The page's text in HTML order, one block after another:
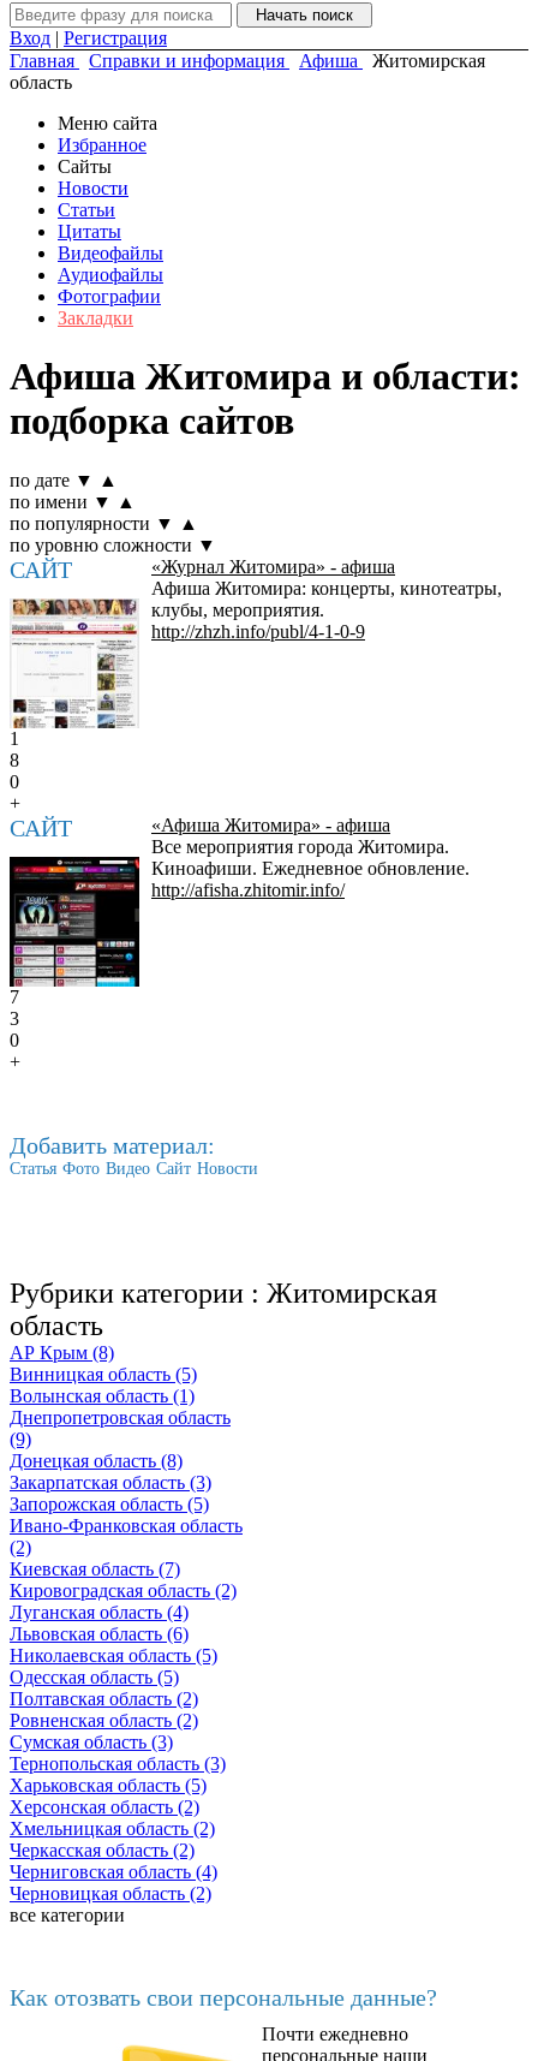
Вход | Регистрация
Главная
Справки и информация Афиша
Житомирская
область
Меню сайта
Избранное
Сайты
Новости
Статьи
Цитаты
Видеофайлы
Аудиофайлы
Фотографии
Закладки
Афиша Житомира и области:
подборка сайтов
по дате ▼
▲
по имени ▼
▲
по популярности ▼
▲
по уровню сложности ▼
САЙТ
«Журнал Житомира» - афиша
Афиша Житомира: концерты, кинотеатры,
клубы, мероприятия.
http://zhzh.info/publ/4-1-0-9
1
8
0
+
САЙТ
«Афиша Житомира» - афиша
Все мероприятия города Житомира.
Киноафиши. Ежедневное обновление.
http://afisha.zhitomir.info/
7
3
0
+
Добавить материал:
Статья Фото Видео Сайт Новости
Рубрики категории : Житомирская
область
АР Крым (8)
Винницкая область (5)
Волынская область (1)
Днепропетровская область
(9)
Донецкая область (8)
Закарпатская область (3)
Запорожская область (5)
Ивано-Франковская область
(2)
Киевская область (7)
Кировоградская область (2)
Луганская область (4)
Львовская область (6)
Николаевская область (5)
Одесская область (5)
Полтавская область (2)
Ровненская область (2)
Сумская область (3)
Тернопольская область (3)
Харьковская область (5)
Херсонская область (2)
Хмельницкая область (2)
Черкасская область (2)
Черниговская область (4)
Черновицкая область (2)
все категории
Как отозвать свои персональные данные?
Почти ежедневно
персональные наши